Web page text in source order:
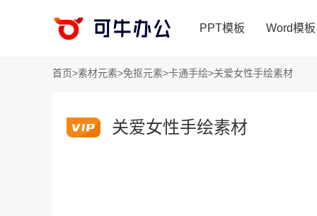
PPT模板 Word模板
首页>素材元素>免抠元素>卡通手绘>关爱女性手绘素材
关爱女性手绘素材